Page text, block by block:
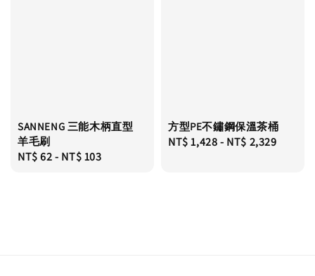
SANNENG 三能木柄直型
羊毛刷
Regular
NT$ 62- NT$ 103
方型PE不鏽鋼保溫茶桶
Regular
NT$ 1,428- NT$ 2,329